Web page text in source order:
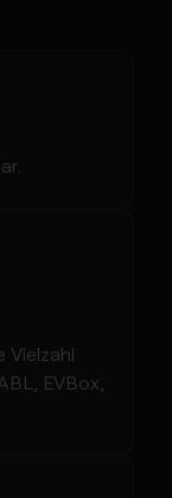
Vielzahl
EVBox,
identical to the Nur